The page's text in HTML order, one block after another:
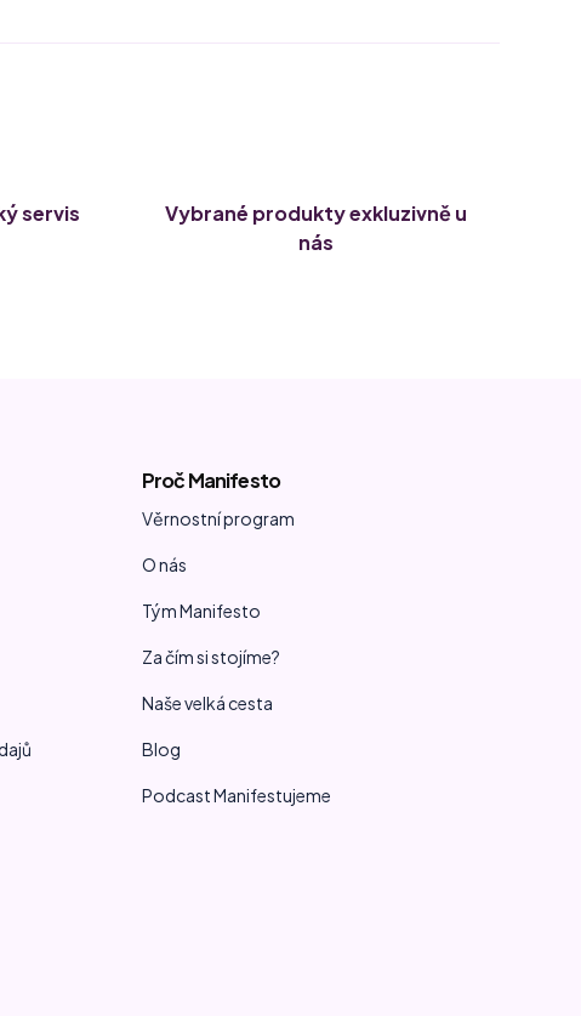
servis
Vybrané produkty exkluzivně u
nás
Proč Manifesto
Věrnostní program
O nás
Tým Manifesto
Za čím si stojíme?
Naše velká cesta
Blog
Podcast Manifestujeme